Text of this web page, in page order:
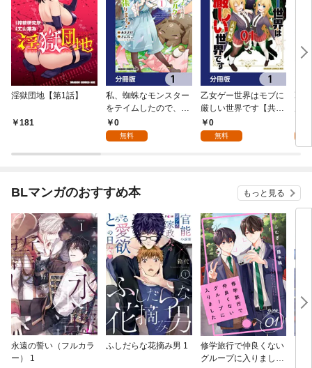
淫獄団地【第1話】
181
私、蜘蛛なモンスター
をテイムしたので、ス
パイダーシルクで裁縫
を頑張ります！【分冊
0
無料
乙女ゲー世界はモブに
厳しい世界です【共和
国編】【分冊版】 1
0
無料
乙
BLマンガのおすすめ本 もっと見る
永遠の誓い（フルカラ
ー） 1
ふしだらな花摘み男 1
修学旅行で仲良くない
グループに入りました